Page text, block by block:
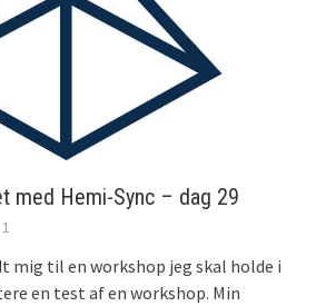
med Hemi-Sync – dag 29
1
mig til en workshop jeg skal holde i
en test af en workshop. Min